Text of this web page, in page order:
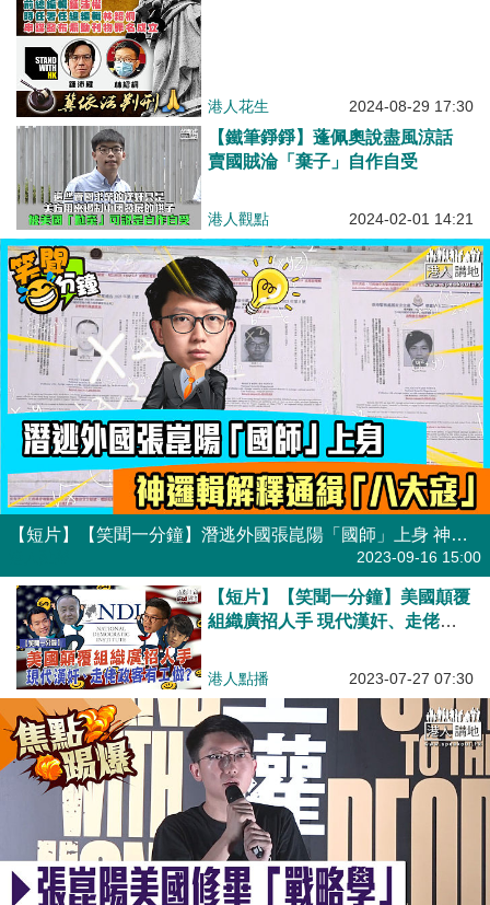
港人花生 2024-08-29 17:30
【鐵筆錚錚】蓬佩奧說盡風涼話
賣國賊淪「棄子」自作自受
港人觀點 2024-02-01 14:21
【短片】【笑聞一分鐘】潛逃外國張崑陽「國師」上身 神邏輯解釋通緝「八大寇」
2023-09-16 15:00
【短片】【笑聞一分鐘】美國顛覆
組織廣招人手 現代漢奸、走佬政
港人點播 2023-07-27 07:30